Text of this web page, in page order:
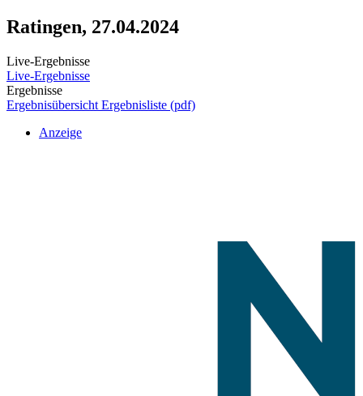
Ratingen, 27.04.2024
Live-Ergebnisse
Live-Ergebnisse
Ergebnisse
Ergebnisübersicht Ergebnisliste (pdf)
Anzeige